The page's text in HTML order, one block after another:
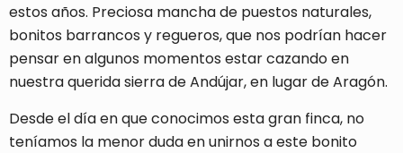
estos años. Preciosa mancha de puestos naturales,
bonitos barrancos y regueros, que nos podrían hacer
pensar en algunos momentos estar cazando en
nuestra querida sierra de Andújar, en lugar de Aragón.
Desde el día en que conocimos esta gran finca, no
teníamos la menor duda en unirnos a este bonito